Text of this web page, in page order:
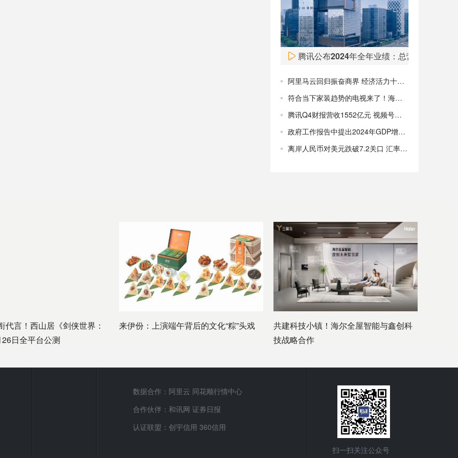
Fred’s（FRED）股价周一飙升，目前涨超50%。
08:00
腾讯公布2024年全年业绩：总营收6602亿
阿里马云回归振奋商界 经济活力十足欣欣向好！
符合当下家装趋势的电视来了！海信“双面薄”电视即将发布
腾讯Q4财报营收1552亿元 视频号使用时长翻番 预计回购千亿港元
政府工作报告中提出2024年GDP增长预期目标为5%左右
离岸人民币对美元跌破7.2关口 汇率变化仍由市场驱动
代言！西山居《剑侠世界：
日全平台公测
来伊份：上演端午背后的文化“粽”头戏
共建科技小镇！海尔全屋智能与鑫创科
技战略合作
数据合作：阿里云 同花顺行情中心
合作伙伴：和讯网 证券日报
认证联盟：创宇信用 360信用
扫一扫关注公众号